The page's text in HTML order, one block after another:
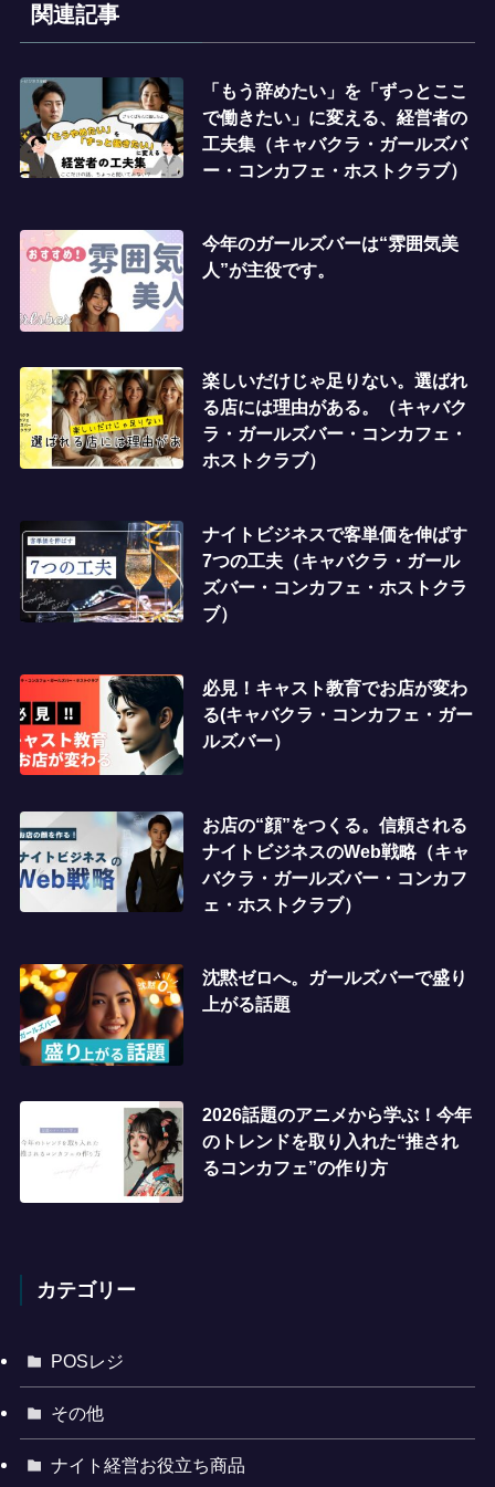
関連記事
「もう辞めたい」を「ずっとここ
で働きたい」に変える、経営者の
工夫集（キャバクラ・ガールズバ
ー・コンカフェ・ホストクラブ）
今年のガールズバーは“雰囲気美
人”が主役です。
楽しいだけじゃ足りない。選ばれ
る店には理由がある。（キャバク
ラ・ガールズバー・コンカフェ・
ホストクラブ）
ナイトビジネスで客単価を伸ばす
7つの工夫（キャバクラ・ガール
ズバー・コンカフェ・ホストクラ
ブ）
必見！キャスト教育でお店が変わ
る(キャバクラ・コンカフェ・ガー
ルズバー）
お店の“顔”をつくる。信頼される
ナイトビジネスのWeb戦略（キャ
バクラ・ガールズバー・コンカフ
ェ・ホストクラブ）
沈黙ゼロへ。ガールズバーで盛り
上がる話題
2026話題のアニメから学ぶ！今年
のトレンドを取り入れた“推され
るコンカフェ”の作り方
カテゴリー
POSレジ
その他
ナイト経営お役立ち商品